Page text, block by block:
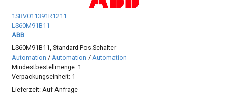
1SBV011391R1211
LS60M91B11
ABB
LS60M91B11, Standard Pos.Schalter
Automation /Automation /Automation
Mindestbestellmenge: 1
Verpackungseinheit: 1
Lieferzeit: Auf Anfrage